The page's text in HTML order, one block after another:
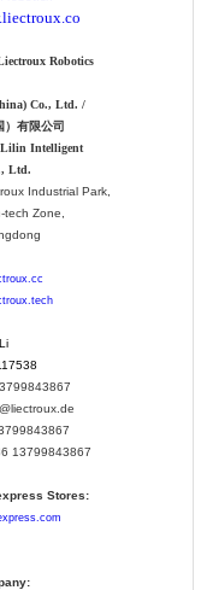
Robotics
Co., Ltd. /
）有限公司
Intelligent
Ltd.
Industrial Park,
Zone,
13799843867
Stores: